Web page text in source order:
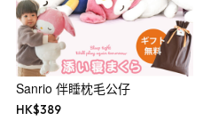
Sanrio 伴睡枕毛公仔
HK$389